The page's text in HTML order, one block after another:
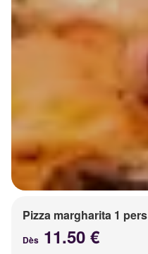
Pizza margharita 1 pers
Dès 11.50 €